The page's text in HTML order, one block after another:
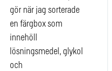
gör när jag sorterade
en färgbox som
innehöll
lösningsmedel, glykol
och